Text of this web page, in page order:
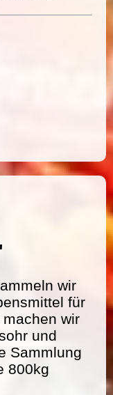
wir
für
wir
und
Sammlung
800kg